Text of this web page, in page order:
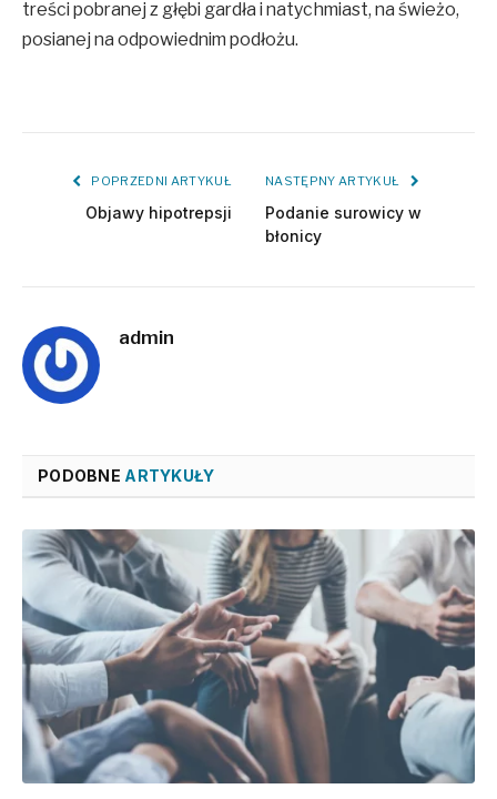
treści pobranej z głębi gardła i natychmiast, na świeżo,
posianej na odpowiednim podłożu.
POPRZEDNI ARTYKUŁ
Objawy hipotrepsji
NASTĘPNY ARTYKUŁ
Podanie surowicy w
błonicy
admin
PODOBNE ARTYKUŁY